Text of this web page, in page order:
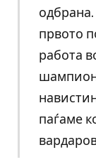
првото
работа
паѓаме